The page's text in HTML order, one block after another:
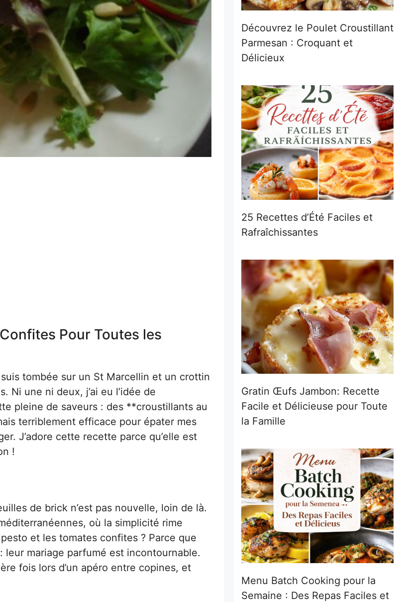
Pour Toutes les
tombée sur un St Marcellin et un crottin
Ni une ni deux, j’ai eu l’idée de
pleine de saveurs : des **croustillants au
terriblement efficace pour épater mes
J’adore cette recette parce qu’elle est
!
de brick n’est pas nouvelle, loin de là.
où la simplicité rime
et les tomates confites ? Parce que
mariage parfumé est incontournable.
fois lors d’un apéro entre copines, et
Découvrez le Poulet Croustillant
Parmesan : Croquant et
Délicieux
25 Recettes d’Été Faciles et
Rafraîchissantes
Gratin Œufs Jambon: Recette
Facile et Délicieuse pour Toute
la Famille
Menu Batch Cooking pour la
Semaine : Des Repas Faciles et